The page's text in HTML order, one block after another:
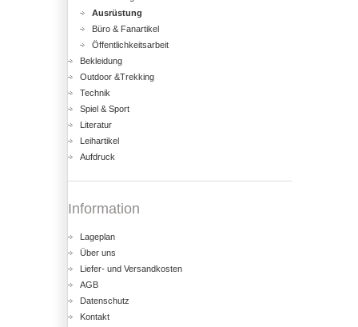
Ausrüstung
Büro & Fanartikel
Öffentlichkeitsarbeit
Bekleidung
Outdoor &Trekking
Technik
Spiel & Sport
Literatur
Leihartikel
Aufdruck
Information
Lageplan
Über uns
Liefer- und Versandkosten
AGB
Datenschutz
Kontakt